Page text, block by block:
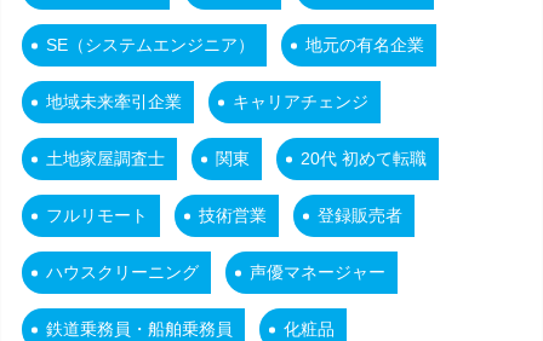
SE（システムエンジニア） 地元の有名企業
地域未来牽引企業 キャリアチェンジ
土地家屋調査士 関東 20代 初めて転職
フルリモート 技術営業 登録販売者
ハウスクリーニング 声優マネージャー
鉄道乗務員・船舶乗務員 化粧品